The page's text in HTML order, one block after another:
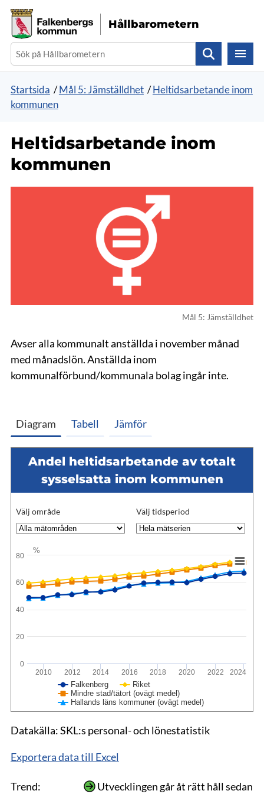
Gå direkt till sidans innehåll
Hållbarometern
Sök
Startsida /Mål 5: Jämställdhet /Heltidsarbetande inom
kommunen
Heltidsarbetande inom
kommunen
Mål 5: Jämställdhet
Avser alla kommunalt anställda i november månad
med månadslön. Anställda inom
kommunalförbund/kommunala bolag ingår inte.
Diagram Tabell Jämför
Andel heltidsarbetande av totalt
sysselsatta inom kommunen
Välj område Välj tidsperiod
%
Falkenberg
Riket
Mindre stad/tätort (ovägt medel)
Hallands läns kommuner (ovägt medel)
2010 2020
2012 2014 2016 2018 2022 2024
0
20
40
60
80
Datakälla: SKL:s personal- och lönestatistik
Exportera data till Excel
Trend: Utvecklingen går åt rätt håll sedan